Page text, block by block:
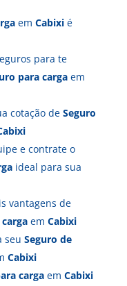
em Cabixié
para te
para cargaem
cotação de Seguro
e contrate o
ideal para sua
vantagens de
em Cabixi
seu Seguro de
Cabixi
cargaem Cabixi